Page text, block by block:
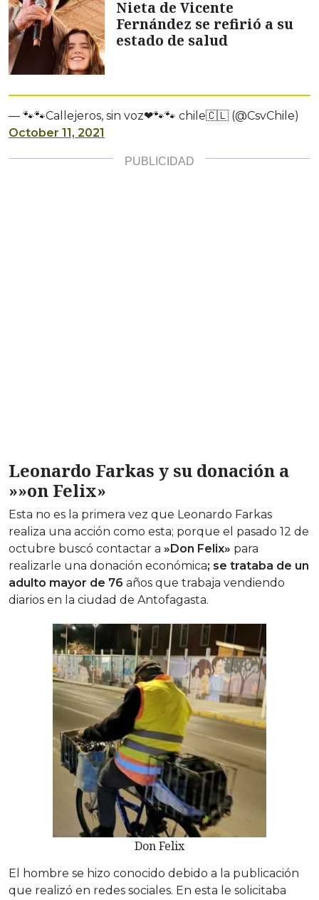
Nieta de Vicente
Fernández se refirió a su
estado de salud
— 🐾🐾Callejeros, sin voz❤🐾🐾 chile🇨🇱 (@CsvChile)
October 11, 2021
Leonardo Farkas y su donación a
»»on Felix»
Esta no es la primera vez que Leonardo Farkas
realiza una acción como esta; porque el pasado 12 de
octubre buscó contactar a »Don Felix» para
realizarle una donación económica; se trataba de un
adulto mayor de 76 años que trabaja vendiendo
diarios en la ciudad de Antofagasta.
Don Felix
El hombre se hizo conocido debido a la publicación
que realizó en redes sociales. En esta le solicitaba